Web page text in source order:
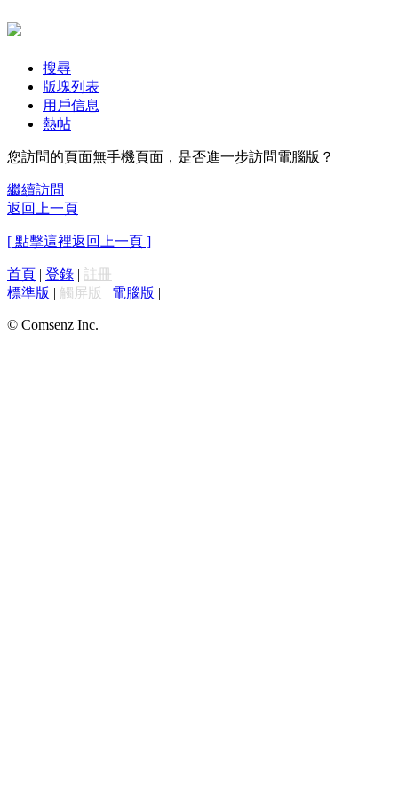
搜尋
版塊列表
用戶信息
熱帖
您訪問的頁面無手機頁面，是否進一步訪問電腦版？
繼續訪問
返回上一頁
[ 點擊這裡返回上一頁 ]
首頁 | 登錄 | 註冊
標準版 | 觸屏版 | 電腦版 |
© Comsenz Inc.